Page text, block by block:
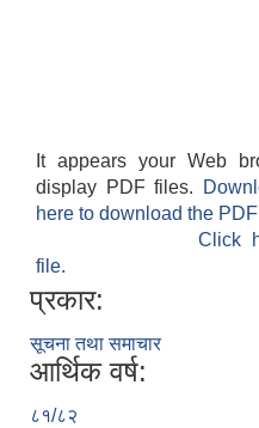
It appears your Web
display PDF files.
here to download the
Click
file.
प्रकार:
सूचना तथा समाचार
आर्थिक वर्ष:
८१/८२